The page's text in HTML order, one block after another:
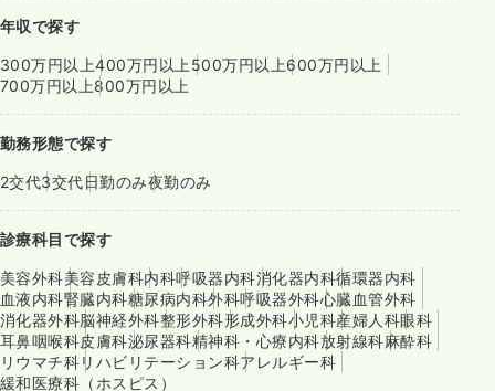
年収で探す
300万円以上400万円以上 500万円以上600万円以上
700万円以上800万円以上
勤務形態で探す
2交代3交代日勤のみ夜勤のみ
診療科目で探す
美容外科美容皮膚科内科呼吸器内科消化器内科循環器内科
血液内科腎臓内科糖尿病内科外科呼吸器外科心臓血管外科
消化器外科脳神経外科整形外科形成外科小児科産婦人科眼科
耳鼻咽喉科皮膚科泌尿器科精神科・心療内科放射線科麻酔科
リウマチ科リハビリテーション科アレルギー科
緩和医療科（ホスピス）